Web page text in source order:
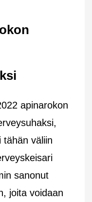
apinarokon
tähän väliin
sanonut
joita voidaan